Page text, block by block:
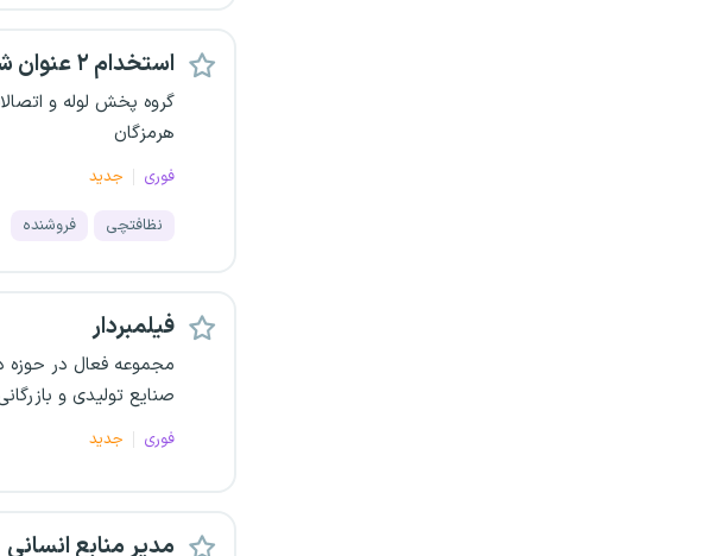
استخدام ۲ عنوان شغلی
گروه پخش لوله و
هرمزگان
فوری جدید
نظافتچی فروشنده
فیلمبردار
مجموعه فعال در حوزه
صنایع تولیدی و
فوری جدید
مدیر منابع انسانی